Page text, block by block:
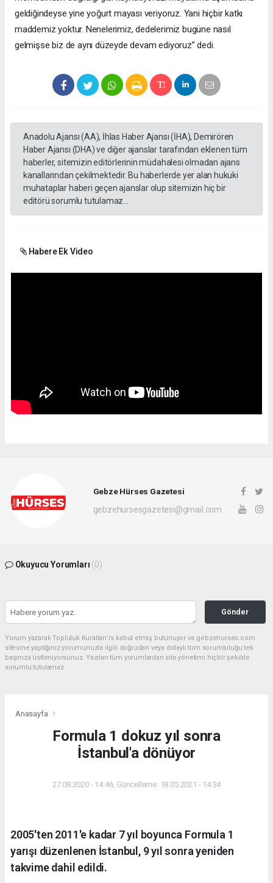
geldiğindeyse yine yoğurt mayası veriyoruz. Yani hiçbir katkı
maddemiz yoktur. Nenelerimiz, dedelerimiz bugüne nasıl
gelmişse biz de aynı düzeyde devam ediyoruz” dedi.
Anadolu Ajansı (AA), İhlas Haber Ajansı (İHA), Demirören
Haber Ajansı (DHA) ve diğer ajanslar tarafından eklenen tüm
haberler, sitemizin editörlerinin müdahalesi olmadan ajans
kanallarından çekilmektedir. Bu haberlerde yer alan hukuki
muhataplar haberi geçen ajanslar olup sitemizin hiç bir
editörü sorumlu tutulamaz...
Habere Ek Video
Gebze Hürses Gazetesi
gebzehursesgazetesi@gmail.com
Okuyucu Yorumları (0)
Gönder
Yorum yazarak Topluluk Kuralları’nı kabul etmiş bulunuyor ve gebzehurses.com
sitesine yaptığınız yorumunuzla ilgili doğrudan veya dolaylı tüm sorumluluğu tek
başınıza üstleniyorsunuz. Yazılan tüm yorumlardan site yönetimi hiçbir şekilde
sorumlu tutulamaz.
Anasayfa
Formula 1 dokuz yıl sonra
İstanbul'a dönüyor
27.08.2020 - 14:46, Güncelleme: 18.05.2021 - 14:34
2005'ten 2011'e kadar 7 yıl boyunca Formula 1
yarışı düzenlenen İstanbul, 9 yıl sonra yeniden
takvime dahil edildi.